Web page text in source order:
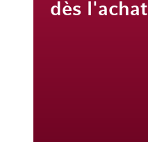
dès l'achat